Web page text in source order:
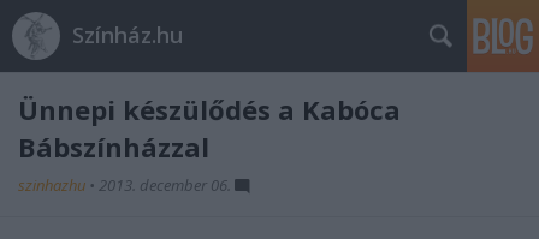
Színház.hu
Ünnepi készülődés a Kabóca
Bábszínházzal
szinhazhu • 2013. december 06.